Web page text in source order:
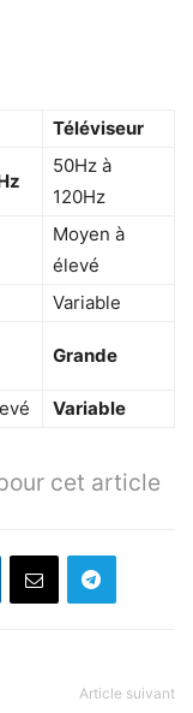
Téléviseur
50Hz à
120Hz
Moyen à
élevé
Variable
Grande
Variable
cet article
Article suivant